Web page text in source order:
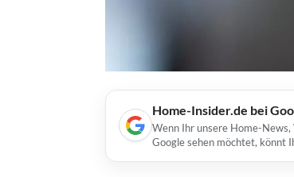
Home-Insider.de bei
Wenn Ihr unsere Home-
Google sehen möchtet, könnt